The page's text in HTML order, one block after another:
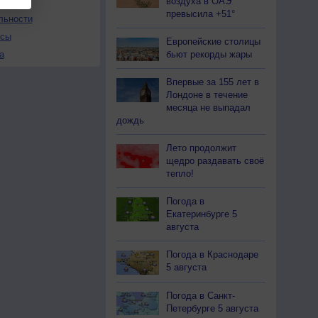
превысила +51°
Европейские столицы
бьют рекорды жары
Впервые за 155 лет в
Лондоне в течение
месяца не выпадал
дождь
Лето продолжит
щедро раздавать своё
тепло!
Погода в
Екатеринбурге 5
августа
Погода в Краснодаре
5 августа
Погода в Санкт-
Петербурге 5 августа